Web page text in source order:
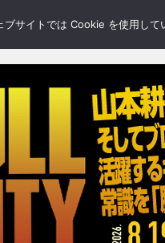
GALLERY BLOGS
サイトでは Cookie を使用し